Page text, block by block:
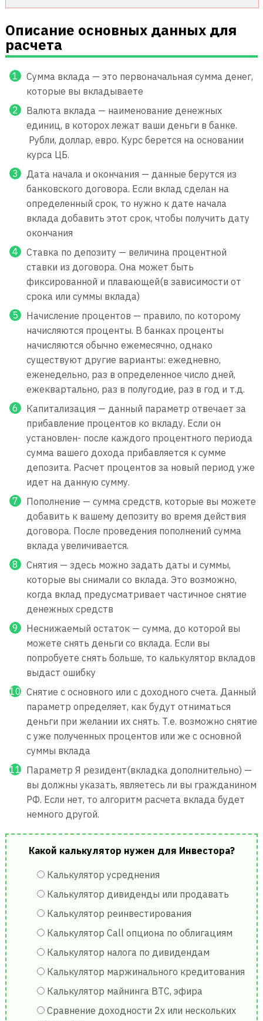
Описание основных данных для
расчета
Сумма вклада — это первоначальная сумма денег,
которые вы вкладываете
Валюта вклада — наименование денежных
единиц, в которох лежат ваши деньги в банке.
Рубли, доллар, евро. Курс берется на основании
курса ЦБ.
Дата начала и окончания — данные берутся из
банковского договора. Если вклад сделан на
определенный срок, то нужно к дате начала
вклада добавить этот срок, чтобы получить дату
окончания
Ставка по депозиту — величина процентной
ставки из договора. Она может быть
фиксированной и плавающей(в зависимости от
срока или суммы вклада)
Начисление процентов — правило, по которому
начисляются проценты. В банках проценты
начисляются обычно ежемесячно, однако
существуют другие варианты: ежедневно,
еженедельно, раз в определенное число дней,
ежеквартально, раз в полугодие, раз в год и т.д.
Капитализация — данный параметр отвечает за
прибавление процентов ко вкладу. Если он
установлен- после каждого процентного периода
сумма вашего дохода прибавляется к сумме
депозита. Расчет процентов за новый период уже
идет на данную сумму.
Пополнение — сумма средств, которые вы можете
добавить к вашему депозиту во время действия
договора. После проведения пополнений сумма
вклада увеличивается.
Снятия — здесь можно задать даты и суммы,
которые вы снимали со вклада. Это возможно,
когда вклад предусматривает частичное снятие
денежных средств
Неснижаемый остаток — сумма, до которой вы
можете снять деньги со вклада. Если вы
попробуете снять больше, то калькулятор вкладов
выдаст ошибку
Снятие с основного или с доходного счета. Данный
параметр определяет, как будут отниматься
деньги при желании их снять. Т.е. возможно снятие
с уже полученных процентов или же с основной
суммы вклада
Параметр Я резидент(вкладка дополнительно) —
вы должны указать, являетесь ли вы гражданином
РФ. Если нет, то алгоритм расчета вклада будет
немного другой.
Какой калькулятор нужен для Инвестора?
Калькулятор усреднения
Калькулятор дивиденды или продавать
Калькулятор реинвестирования
Калькулятор Call опциона по облигациям
Калькулятор налога по дивидендам
Калькулятор маржинального кредитования
Калькулятор майнинга BTC, эфира
Сравнение доходности 2х или нескольких